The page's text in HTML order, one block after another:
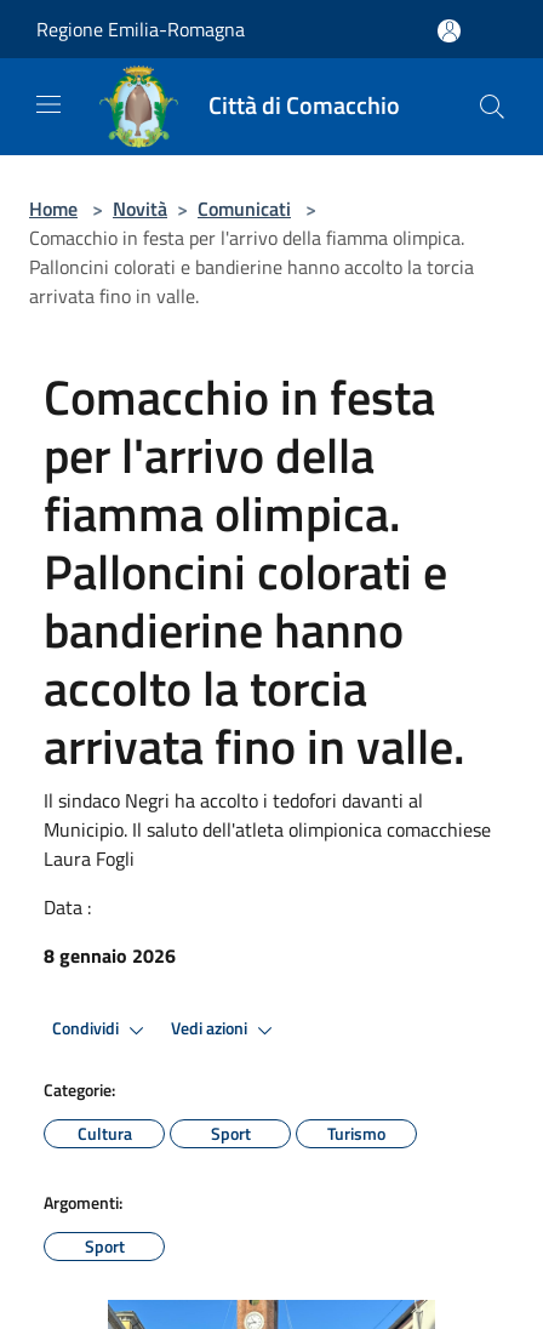
Regione Emilia-Romagna
Città di Comacchio
Home > Novità > Comunicati >
Comacchio in festa per l'arrivo della fiamma olimpica.
Palloncini colorati e bandierine hanno accolto la torcia
arrivata fino in valle.
Comacchio in festa
per l'arrivo della
fiamma olimpica.
Palloncini colorati e
bandierine hanno
accolto la torcia
arrivata fino in valle.
Il sindaco Negri ha accolto i tedofori davanti al
Municipio. Il saluto dell'atleta olimpionica comacchiese
Laura Fogli
Data :
8 gennaio 2026
Condividi Vedi azioni
Categorie:
Cultura
Sport Turismo
Argomenti:
Sport